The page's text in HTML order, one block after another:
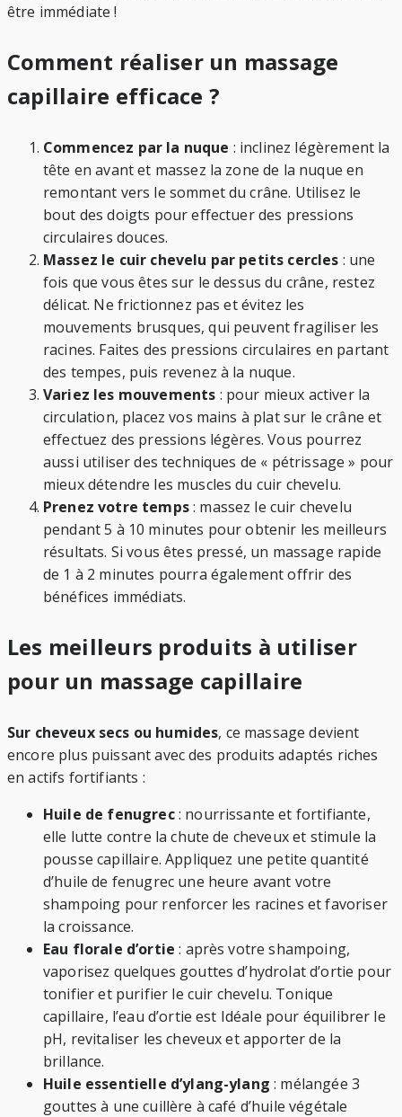
être immédiate !
Comment réaliser un massage
capillaire efficace ?
Commencez par la nuque : inclinez légèrement la
tête en avant et massez la zone de la nuque en
remontant vers le sommet du crâne. Utilisez le
bout des doigts pour effectuer des pressions
circulaires douces.
Massez le cuir chevelu par petits cercles : une
fois que vous êtes sur le dessus du crâne, restez
délicat. Ne frictionnez pas et évitez les
mouvements brusques, qui peuvent fragiliser les
racines. Faites des pressions circulaires en partant
des tempes, puis revenez à la nuque.
Variez les mouvements : pour mieux activer la
circulation, placez vos mains à plat sur le crâne et
effectuez des pressions légères. Vous pourrez
aussi utiliser des techniques de « pétrissage » pour
mieux détendre les muscles du cuir chevelu.
Prenez votre temps: massez le cuir chevelu
pendant 5 à 10 minutes pour obtenir les meilleurs
résultats. Si vous êtes pressé, un massage rapide
de 1 à 2 minutes pourra également offrir des
bénéfices immédiats.
Les meilleurs produits à utiliser
pour un massage capillaire
Sur cheveux secs ou humides, ce massage devient
encore plus puissant avec des produits adaptés riches
en actifs fortifiants :
Huile de fenugrec: nourrissante et fortifiante,
elle lutte contre la chute de cheveux et stimule la
pousse capillaire. Appliquez une petite quantité
d’huile de fenugrec une heure avant votre
shampoing pour renforcer les racines et favoriser
la croissance.
Eau florale d’ortie : après votre shampoing,
vaporisez quelques gouttes d’hydrolat d’ortie pour
tonifier et purifier le cuir chevelu. Tonique
capillaire, l’eau d’ortie est Idéale pour équilibrer le
pH, revitaliser les cheveux et apporter de la
brillance.
Huile essentielle d’ylang-ylang : mélangée 3
gouttes à une cuillère à café d’huile végétale